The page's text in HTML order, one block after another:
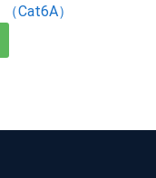
（Cat6A）